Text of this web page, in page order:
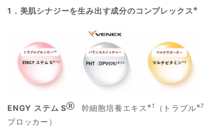
1．美肌シナジーを生み出す成分のコンプレックス※
ENGY ステム SⓇ 幹細胞培養エキス※1 （トラブル※7
ブロッカー）